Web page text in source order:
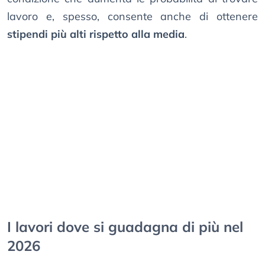
lavoro e, spesso, consente anche di ottenere
stipendi più alti rispetto alla media.
I lavori dove si guadagna di più nel
2026